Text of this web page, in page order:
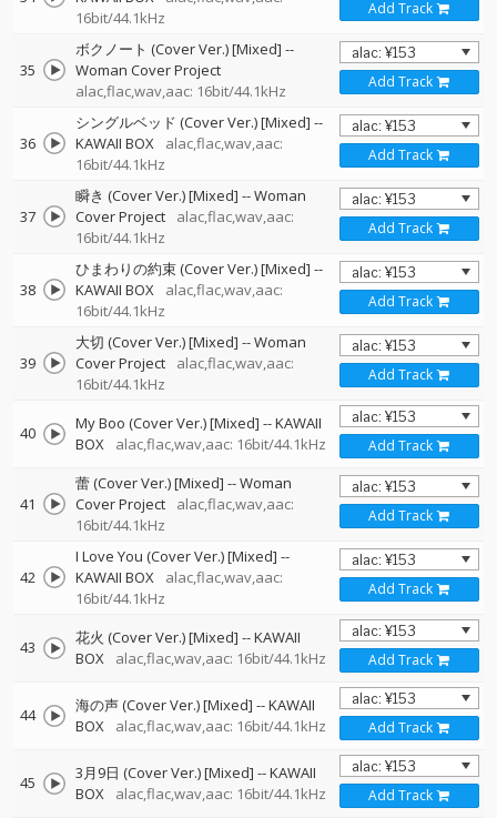
16bit/44.1kHz
Add Track
35
ボクノート (Cover Ver.) [Mixed] --
Woman Cover Project
alac,flac,wav,aac: 16bit/44.1kHz
Add Track
36
シングルベッド (Cover Ver.) [Mixed] --
KAWAII BOX
alac,flac,wav,aac:
16bit/44.1kHz
Add Track
37
瞬き (Cover Ver.) [Mixed] --Woman
Cover Project
alac,flac,wav,aac:
16bit/44.1kHz
Add Track
38
ひまわりの約束 (Cover Ver.) [Mixed] --
KAWAII BOX
alac,flac,wav,aac:
16bit/44.1kHz
Add Track
39
大切 (Cover Ver.) [Mixed] --Woman
Cover Project
alac,flac,wav,aac:
16bit/44.1kHz
Add Track
40 My Boo (Cover Ver.) [Mixed] --KAWAII
BOX
alac,flac,wav,aac: 16bit/44.1kHz Add Track
41
蕾 (Cover Ver.) [Mixed] --Woman
Cover Project
alac,flac,wav,aac:
16bit/44.1kHz
Add Track
42
I Love You (Cover Ver.) [Mixed] --
KAWAII BOX
alac,flac,wav,aac:
16bit/44.1kHz
Add Track
43 花火 (Cover Ver.) [Mixed] --KAWAII
BOX
alac,flac,wav,aac: 16bit/44.1kHz Add Track
44 海の声 (Cover Ver.) [Mixed] --KAWAII
BOX
alac,flac,wav,aac: 16bit/44.1kHz Add Track
45 3月9日 (Cover Ver.) [Mixed] --KAWAII
BOX
alac,flac,wav,aac: 16bit/44.1kHz Add Track